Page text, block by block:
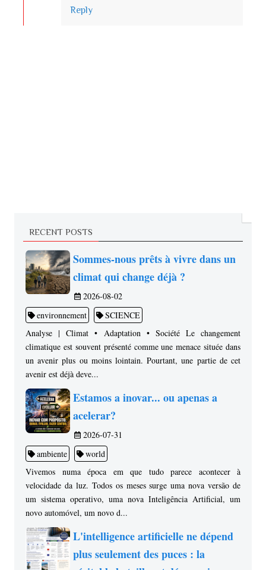
Reply
RECENT POSTS
Sommes-nous prêts à vivre dans un
climat qui change déjà ?
2026-08-02
environnement
SCIENCE
Analyse | Climat • Adaptation • Société Le changement
climatique est souvent présenté comme une menace située dans
un avenir plus ou moins lointain. Pourtant, une partie de cet
avenir est déjà deve...
Estamos a inovar... ou apenas a
acelerar?
2026-07-31
ambiente
world
Vivemos numa época em que tudo parece acontecer à
velocidade da luz. Todos os meses surge uma nova versão de
um sistema operativo, uma nova Inteligência Artificial, um
novo automóvel, um novo d...
L'intelligence artificielle ne dépend
plus seulement des puces : la